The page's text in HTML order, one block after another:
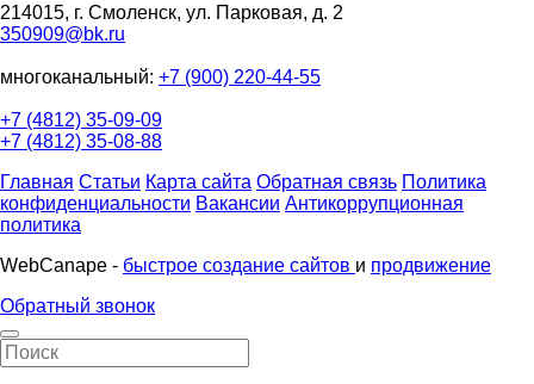
214015, г. Смоленск, ул. Парковая, д. 2
350909@bk.ru
многоканальный: +7 (900) 220-44-55
+7 (4812) 35-09-09
+7 (4812) 35-08-88
Главная Статьи Карта сайта Обратная связь Политика
конфиденциальности Вакансии Антикоррупционная
политика
WebCanape - быстрое создание сайтов и продвижение
Обратный звонок